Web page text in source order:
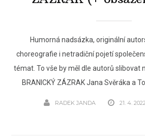
Humorná nadsázka, originální
choreografie i netradiční pojetí
témat. To vše by měl dle autorů slibovat
BRANICKÝ ZÁZRAK Jana Svěráka a
RADEK JANDA 21. 4. 2022